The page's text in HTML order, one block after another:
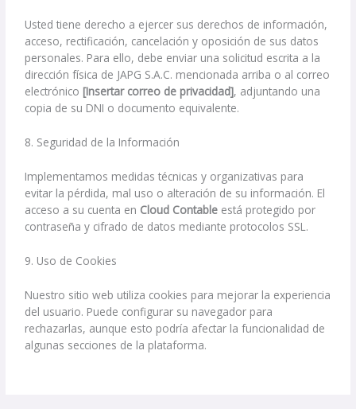
Usted tiene derecho a ejercer sus derechos de información,
acceso, rectificación, cancelación y oposición de sus datos
personales. Para ello, debe enviar una solicitud escrita a la
dirección física de JAPG S.A.C. mencionada arriba o al correo
electrónico [Insertar correo de privacidad], adjuntando una
copia de su DNI o documento equivalente.
8. Seguridad de la Información
Implementamos medidas técnicas y organizativas para
evitar la pérdida, mal uso o alteración de su información. El
acceso a su cuenta en Cloud Contable está protegido por
contraseña y cifrado de datos mediante protocolos SSL.
9. Uso de Cookies
Nuestro sitio web utiliza cookies para mejorar la experiencia
del usuario. Puede configurar su navegador para
rechazarlas, aunque esto podría afectar la funcionalidad de
algunas secciones de la plataforma.